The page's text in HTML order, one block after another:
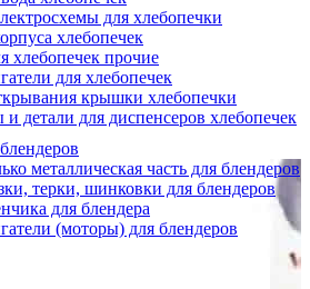
для хлебопечки
хлебопечек
хлебопечек прочие
для хлебопечек
крышки хлебопечки
детали для диспенсеров хлебопечек
металлическая часть для блендеров
терки, шинковки для блендеров
для блендера
(моторы) для блендеров